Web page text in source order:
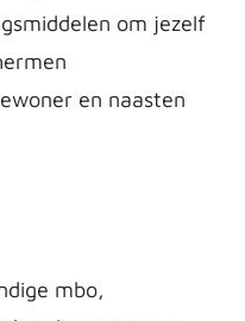
om jezelf
en naasten
mbo,